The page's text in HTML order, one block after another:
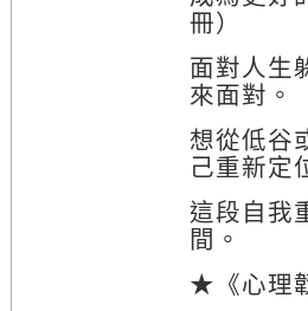
冊）
面對人生
來面對。
想從低谷
己重新定
這段自我
間。
★《心理